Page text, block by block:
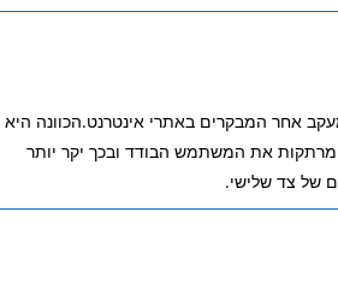
אחר המבקרים באתרי אינטרנט.הכוונה היא
ומרתקות את המשתמש הבודד ובכך יקר יותר
של צד שלישי.